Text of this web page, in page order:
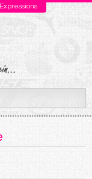
Expressions